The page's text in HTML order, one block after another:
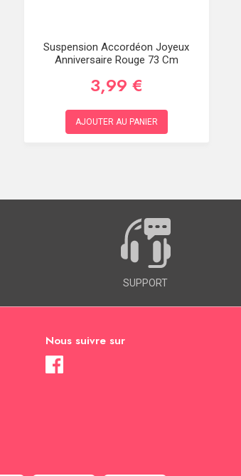
Suspension Accordéon Joyeux
Anniversaire Rouge 73 Cm
3,99 €
AJOUTER AU PANIER
SUPPORT
Nous suivre sur